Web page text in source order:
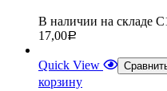
В наличии на складе
17,00Р
Quick View
корзину